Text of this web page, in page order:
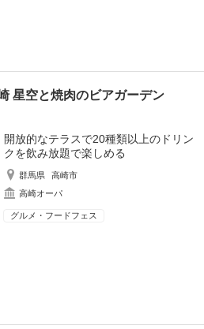
星空と焼肉のビアガーデン
開放的なテラスで20種類以上のドリン
クを飲み放題で楽しめる
群馬県
高崎市
高崎オーパ
グルメ・フードフェス